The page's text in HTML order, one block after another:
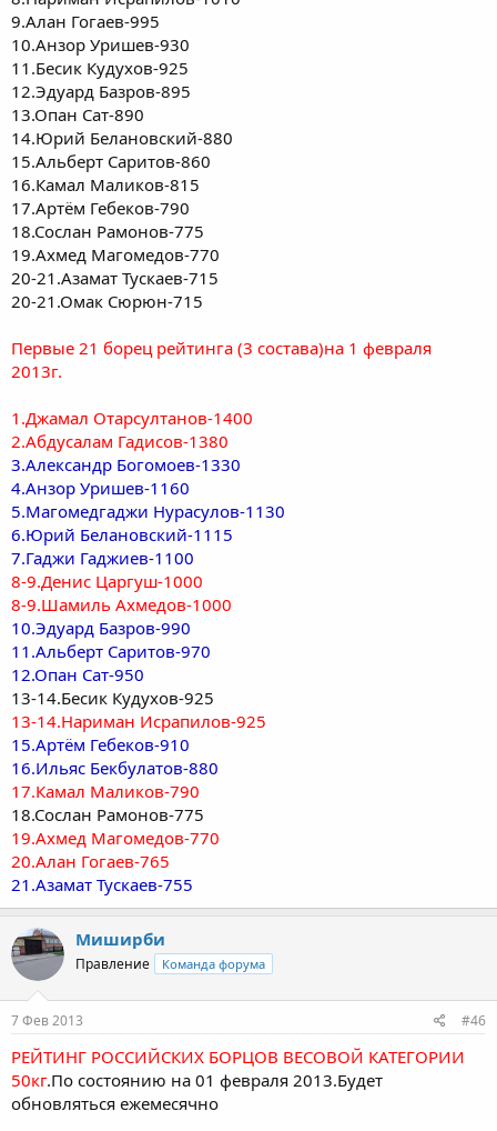
9.Алан Гогаев-995
10.Анзор Уришев-930
11.Бесик Кудухов-925
12.Эдуард Базров-895
13.Опан Сат-890
14.Юрий Белановский-880
15.Альберт Саритов-860
16.Камал Маликов-815
17.Артём Гебеков-790
18.Сослан Рамонов-775
19.Ахмед Магомедов-770
20-21.Азамат Тускаев-715
20-21.Омак Сюрюн-715
Первые 21 борец рейтинга (3 состава)на 1 февраля
2013г.
1.Джамал Отарсултанов-1400
2.Абдусалам Гадисов-1380
3.Александр Богомоев-1330
4.Анзор Уришев-1160
5.Магомедгаджи Нурасулов-1130
6.Юрий Белановский-1115
7.Гаджи Гаджиев-1100
8-9.Денис Царгуш-1000
8-9.Шамиль Ахмедов-1000
10.Эдуард Базров-990
11.Альберт Саритов-970
12.Опан Сат-950
13-14.Бесик Кудухов-925
13-14.Нариман Исрапилов-925
15.Артём Гебеков-910
16.Ильяс Бекбулатов-880
17.Камал Маликов-790
18.Сослан Рамонов-775
19.Ахмед Магомедов-770
20.Алан Гогаев-765
21.Азамат Тускаев-755
Миширби
Правление Команда форума
7 Фев 2013 #46
РЕЙТИНГ РОССИЙСКИХ БОРЦОВ ВЕСОВОЙ КАТЕГОРИИ
50кг.По состоянию на 01 февраля 2013.Будет
обновляться ежемесячно